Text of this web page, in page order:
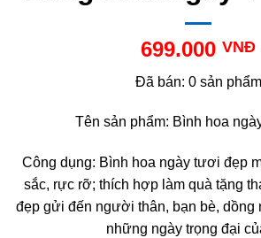
699.000 VNĐ
Đã bán: 0 sản phẩm
Tên sản phẩm: Bình hoa
Công dụng: Bình hoa ngày tươi đẹp
sắc, rực rỡ; thích hợp làm quà tặng
đẹp gửi đến người thân, bạn bè,
những ngày trọng đại